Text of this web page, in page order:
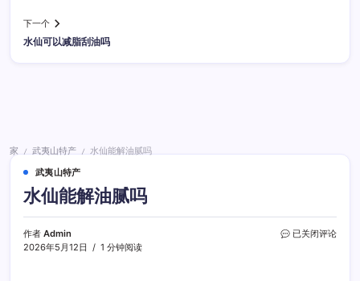
下一个
水仙可以减脂刮油吗
家 / 武夷山特产 /
水仙能解油腻吗
武夷山特产
水仙能解油腻吗
作者 Admin
2026年5月12日
1 分钟阅读
水
已关闭评论